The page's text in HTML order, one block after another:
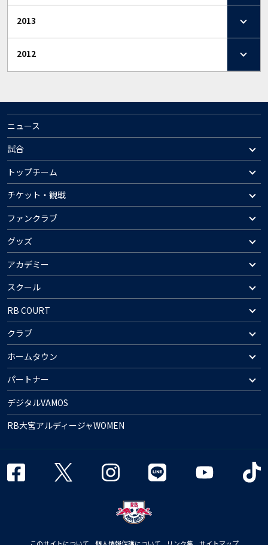
2013
2012
ニュース
試合
トップチーム
チケット・観戦
ファンクラブ
グッズ
アカデミー
スクール
RB COURT
クラブ
ホームタウン
パートナー
デジタルVAMOS
RB大宮アルディージャWOMEN